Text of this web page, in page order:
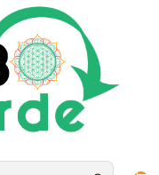
la provincia de Santiago
en Polvo